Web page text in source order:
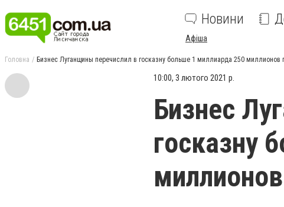
Новини
Афіша
Головна Бизнес Луганщины перечислил в госказну больше 1 миллиарда 250 миллионов
10:00, 3 лютого 2021 р.
Бизнес
госказну